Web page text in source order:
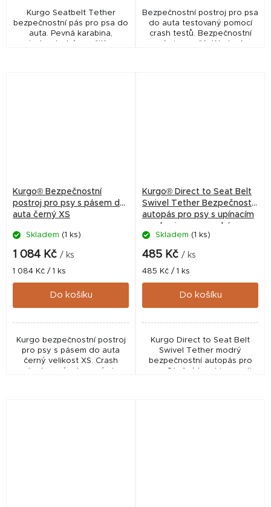
Kurgo Seatbelt Tether
bezpečnostní pás pro psa do
auta. Pevná karabina,
jednoduché použití a
Bezpečnostní postroj pro psa
do auta testovaný pomocí
crash testů. Bezpečnostní
pás je součástí balení.
Kurgo® Bezpečnostní
postroj pro psy s pásem do
auta černý XS
Skladem (1 ks)
1 084 Kč / ks
Měrná
cena:
1 084 Kč / 1 ks
Do košíku
Kurgo bezpečnostní postroj
pro psy s pásem do auta
černý velikost XS. Crash
Kurgo® Direct to Seat Belt
Swivel Tether Bezpečnostní
autopás pro psy s upínacím
mechanismem modrý
Skladem (1 ks)
485 Kč / ks
Měrná
cena:
485 Kč / 1 ks
Do košíku
Kurgo Direct to Seat Belt
Swivel Tether modrý
bezpečnostní autopás pro